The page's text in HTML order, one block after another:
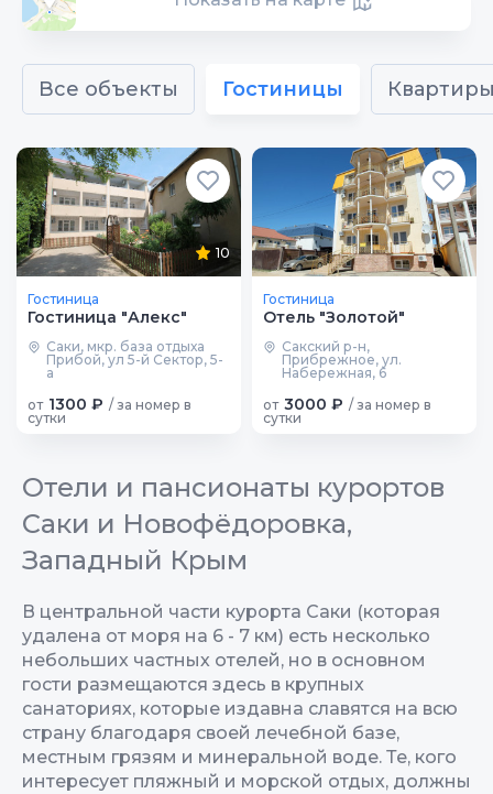
Все объекты Гостиницы
10
Гостиница
Гостиница "Алекс"
Саки, мкр. база отдыха
Прибой, ул 5-й Сектор, 5-
а
от 1300 ₽ / за номер в
сутки
Гостиница
Отель "Золотой"
Сакский р-н,
Прибрежное, ул.
Набережная, 6
от 3000 ₽ / за номер в
сутки
Отели и пансионаты курортов
Саки и Новофёдоровка,
Западный Крым
В центральной части курорта Саки (которая
удалена от моря на 6 - 7 км) есть несколько
небольших частных отелей, но в основном
гости размещаются здесь в крупных
санаториях, которые издавна славятся на всю
страну благодаря своей лечебной базе,
местным грязям и минеральной воде. Те, кого
интересует пляжный и морской отдых, должны